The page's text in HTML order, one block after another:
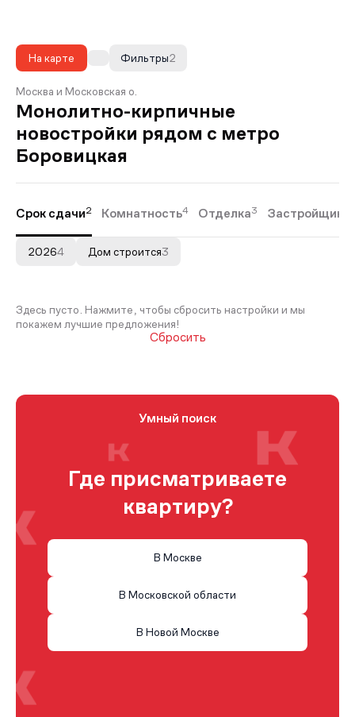
На карте 2
Фильтры
Москва и Московская о.
Монолитно-кирпичные
новостройки рядом с метро
Боровицкая
Срок сдачи2 Комнатность4 Отделка3 Застройщики
20264 Дом строится3
Здесь пусто. Нажмите, чтобы сбросить настройки и мы
покажем лучшие предложения!
Сбросить
Умный поиск
Где присматриваете
квартиру?
В Москве
В Московской области
В Новой Москве